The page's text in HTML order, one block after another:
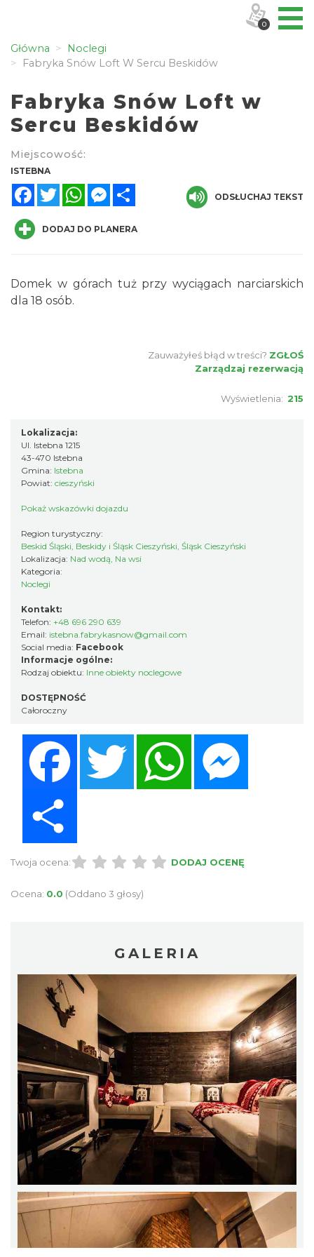
Główna
Noclegi
Fabryka Snów Loft W Sercu Beskidów
Fabryka Snów Loft w
Sercu Beskidów
Miejscowość:
ISTEBNA
FacebookTwitterWhatsAppMessenger
ODSŁUCHAJ TEKST
DODAJ DO PLANERA
Domek w górach tuż przy wyciągach narciarskich
dla 18 osób.
Zauważyłeś błąd w treści? ZGŁOŚ
Zarządzaj rezerwacją
Wyświetlenia: 215
Lokalizacja:
Ul. Istebna 1215
43-470 Istebna
Gmina: Istebna
Powiat: cieszyński
Pokaż wskazówki dojazdu
Region turystyczny:
Beskid Śląski, Beskidy i Śląsk Cieszyński, Śląsk Cieszyński
Lokalizacja: Nad wodą, Na wsi
Kategoria:
Noclegi
Kontakt:
Telefon: +48 696 290 639
Email: istebna.fabrykasnow@gmail.com
Social media: Facebook
Informacje ogólne:
Rodzaj obiektu: Inne obiekty noclegowe
DOSTĘPNOŚĆ
Całoroczny
Twitter WhatsApp
Twoja ocena: DODAJ OCENĘ
Ocena: 0.0 (Oddano 3 głosy)
GALERIA
0